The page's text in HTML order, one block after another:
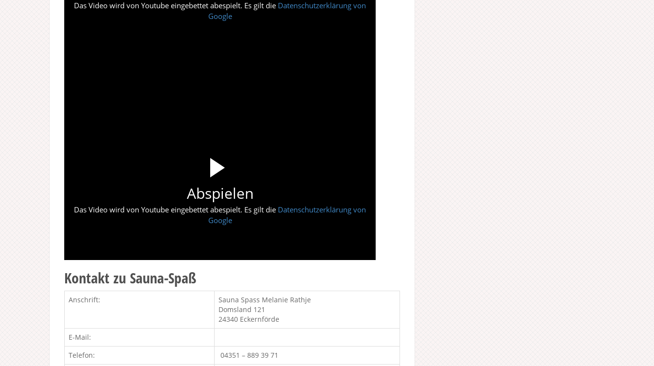
Das Video wird von Youtube eingebettet abespielt. Es gilt die Datenschutzerklärung von
Google
Abspielen
Das Video wird von Youtube eingebettet abespielt. Es gilt die Datenschutzerklärung von
Google
Kontakt zu Sauna-Spaß
Anschrift:
Sauna Spass Melanie Rathje
Domsland 121
24340 Eckernförde
E-Mail:
Telefon:
04351 – 889 39 71